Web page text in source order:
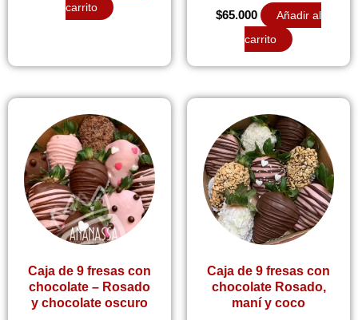
carrito
$65.000
Añadir al
carrito
Caja de 9 fresas con
chocolate – Rosado
y chocolate oscuro
Caja de 9 fresas con
chocolate Rosado,
maní y coco